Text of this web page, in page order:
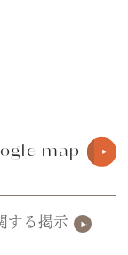
map
する掲示